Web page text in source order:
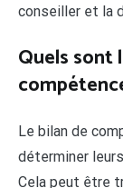
conseiller et la
Quels sont
Le bilan de
déterminer
Cela peut être